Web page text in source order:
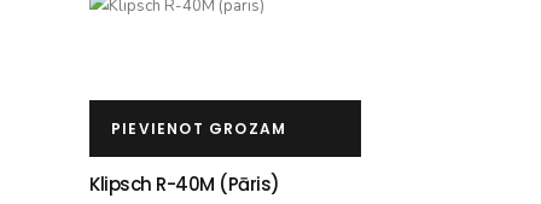
PIEVIENOT GROZAM
Klipsch R-40M (pāris)